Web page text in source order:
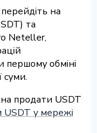
на
та
Neteller,
обміні
суми.
продати USDT
USDT у мережі